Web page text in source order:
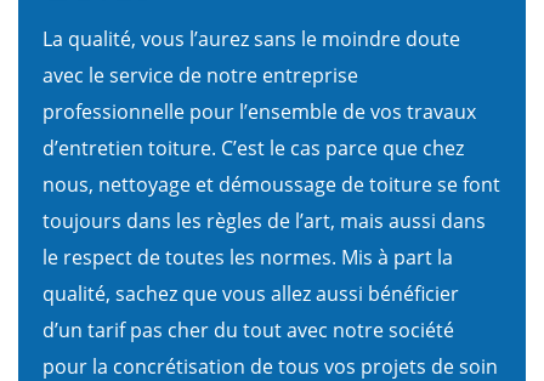
La qualité, vous l’aurez sans le moindre doute
avec le service de notre entreprise
professionnelle pour l’ensemble de vos travaux
d’entretien toiture. C’est le cas parce que chez
nous, nettoyage et démoussage de toiture se font
toujours dans les règles de l’art, mais aussi dans
le respect de toutes les normes. Mis à part la
qualité, sachez que vous allez aussi bénéficier
d’un tarif pas cher du tout avec notre société
pour la concrétisation de tous vos projets de soin